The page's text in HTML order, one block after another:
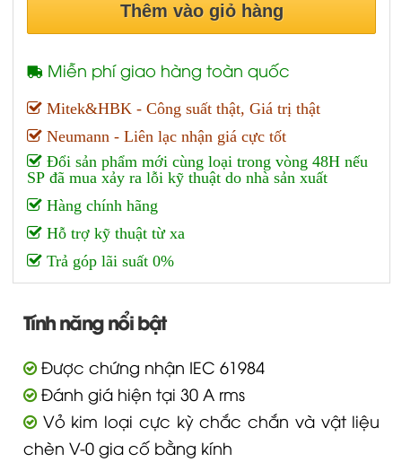
Thêm vào giỏ hàng
Miễn phí giao hàng toàn quốc
Mitek&HBK - Công suất thật, Giá trị thật
Neumann - Liên lạc nhận giá cực tốt
Đổi sản phẩm mới cùng loại trong vòng 48H nếu
SP đã mua xảy ra lỗi kỹ thuật do nhà sản xuất
Hàng chính hãng
Hỗ trợ kỹ thuật từ xa
Trả góp lãi suất 0%
Tính năng nổi bật
Được chứng nhận IEC 61984
Đánh giá hiện tại 30 A rms
Vỏ kim loại cực kỳ chắc chắn và vật liệu
chèn V-0 gia cố bằng kính